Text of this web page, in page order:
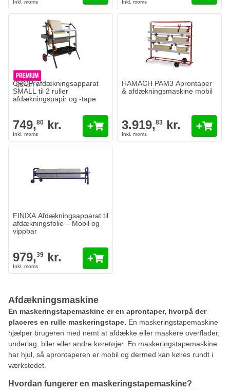
CROP-afdækningsapparat
SMALL til 2 ruller
afdækningspapir og -tape
749,80 kr.
HAMACH PAM3 Aprontaper
& afdækningsmaskine mobil
3.919,83 kr.
FINIXA Afdækningsapparat til
afdækningsfolie – Mobil og
vippbar
979,39 kr.
Afdækningsmaskine
En maskeringstapemaskine er en aprontaper, hvorpå der
placeres en rulle maskeringstape. En maskeringstapemaskine
hjælper brugeren med nemt at afdække eller maskere overflader,
underlag, biler eller andre køretøjer. En maskeringstapemaskine
har hjul, så aprontaperen er mobil og dermed kan køres rundt i
værkstedet.
Hvordan fungerer en maskeringstapemaskine?